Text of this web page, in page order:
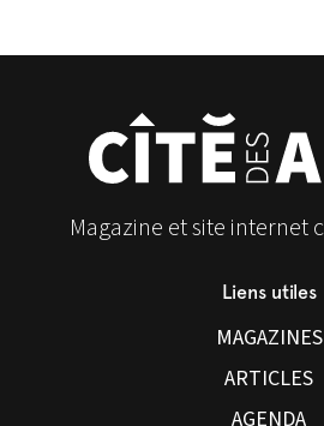
Magazine et site internet
Liens utiles
MAGAZINES
ARTICLES
AGENDA